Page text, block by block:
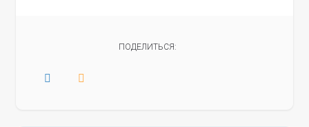
ПОДЕЛИТЬСЯ: